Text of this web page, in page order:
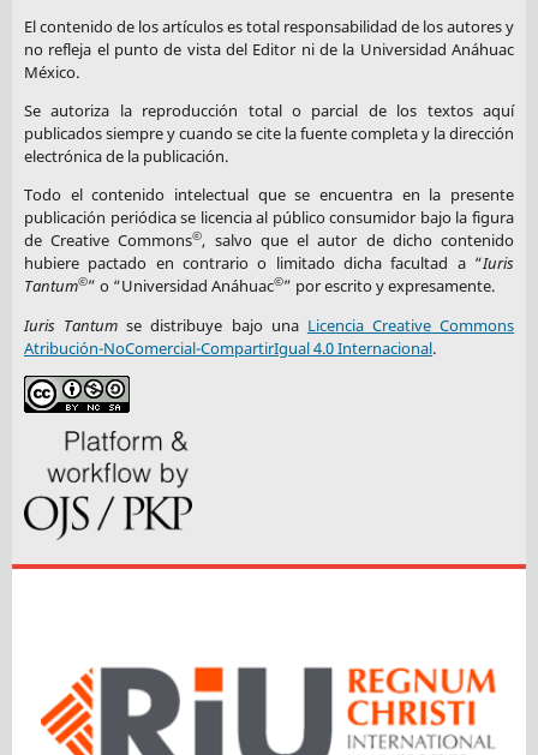
El contenido de los artículos es total responsabilidad de los autores y
no refleja el punto de vista del Editor ni de la Universidad Anáhuac
México.
Se autoriza la reproducción total o parcial de los textos aquí
publicados siempre y cuando se cite la fuente completa y la dirección
electrónica de la publicación.
Todo el contenido intelectual que se encuentra en la presente
publicación periódica se licencia al público consumidor bajo la figura
de Creative Commons©, salvo que el autor de dicho contenido
hubiere pactado en contrario o limitado dicha facultad a “Iuris
Tantum©” o “Universidad Anáhuac©” por escrito y expresamente.
Iuris Tantum se distribuye bajo una Licencia Creative Commons
Atribución-NoComercial-CompartirIgual 4.0 Internacional.